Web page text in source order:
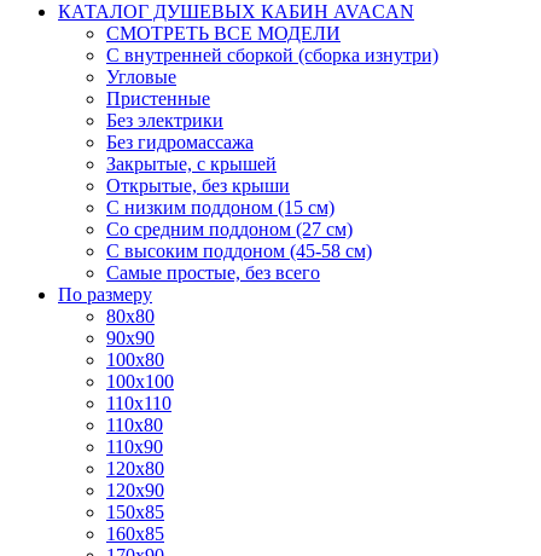
КАТАЛОГ ДУШЕВЫХ КАБИН AVACAN
СМОТРЕТЬ ВСЕ МОДЕЛИ
С внутренней сборкой (сборка изнутри)
Угловые
Пристенные
Без электрики
Без гидромассажа
Закрытые, с крышей
Открытые, без крыши
С низким поддоном (15 см)
Со средним поддоном (27 см)
С высоким поддоном (45-58 см)
Самые простые, без всего
По размеру
80x80
90x90
100x80
100x100
110x110
110x80
110x90
120x80
120x90
150x85
160x85